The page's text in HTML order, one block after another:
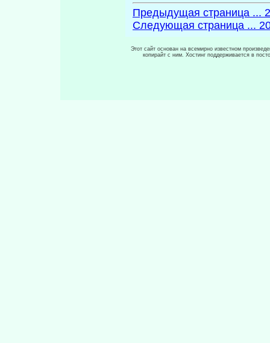
Предыдущая страница ...
Следующая страница ...
Этот сайт основан на всемирно известном
копирайт с ним. Хостинг поддерживается в